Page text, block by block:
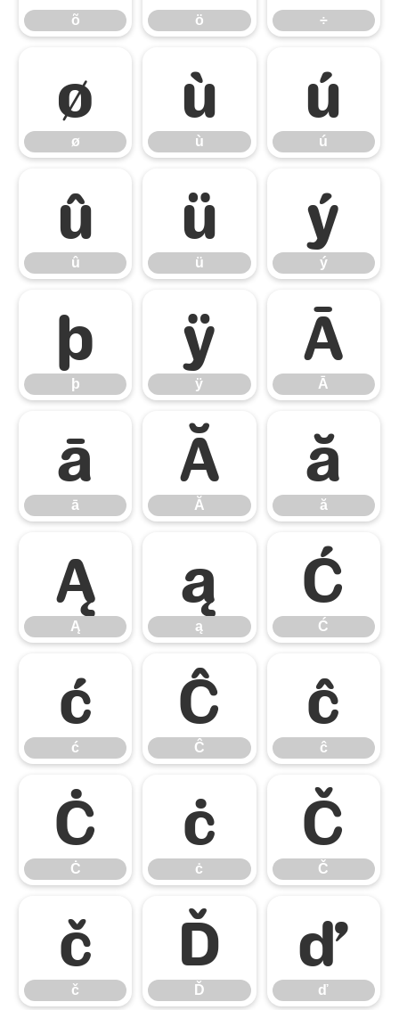
õ ö ÷
ø
ø ù
ù ú
ú
û
û ü
ü ý
ý
þ
þ ÿ
ÿ Ā
Ā
ā
ā Ă
Ă ă
ă
Ą
Ą ą
ą Ć
Ć
ć
ć Ĉ
Ĉ ĉ
ĉ
Ċ
Ċ ċ
ċ Č
Č
č
č Ď
Ď ď
ď